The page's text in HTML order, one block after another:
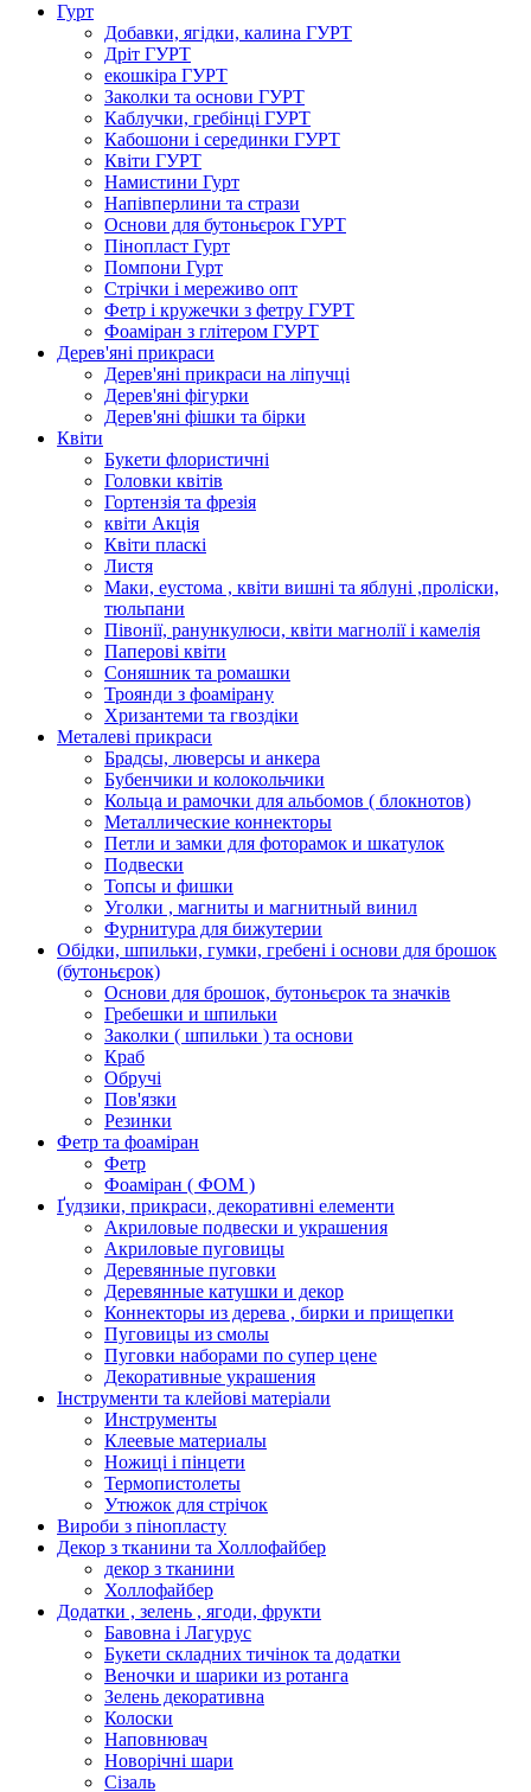
Гурт
Добавки, ягідки, калина ГУРТ
Дріт ГУРТ
екошкіра ГУРТ
Заколки та основи ГУРТ
Каблучки, гребінці ГУРТ
Кабошони і серединки ГУРТ
Квіти ГУРТ
Намистини Гурт
Напівперлини та стрази
Основи для бутоньєрок ГУРТ
Пінопласт Гурт
Помпони Гурт
Стрічки і мереживо опт
Фетр і кружечки з фетру ГУРТ
Фоаміран з глітером ГУРТ
Дерев'яні прикраси
Дерев'яні прикраси на ліпучці
Дерев'яні фігурки
Дерев'яні фішки та бірки
Квіти
Букети флористичні
Головки квітів
Гортензія та фрезія
квіти Акція
Квіти пласкі
Листя
Маки, еустома , квіти вишні та яблуні ,проліски,
тюльпани
Півонії, ранункулюси, квіти магнолії і камелія
Паперові квіти
Соняшник та ромашки
Троянди з фоамірану
Хризантеми та гвоздіки
Металеві прикраси
Брадсы, люверсы и анкера
Бубенчики и колокольчики
Кольца и рамочки для альбомов ( блокнотов)
Металлические коннекторы
Петли и замки для фоторамок и шкатулок
Подвески
Топсы и фишки
Уголки , магниты и магнитный винил
Фурнитура для бижутерии
Обідки, шпильки, гумки, гребені і основи для брошок
(бутоньєрок)
Основи для брошок, бутоньєрок та значків
Гребешки и шпильки
Заколки ( шпильки ) та основи
Краб
Обручі
Пов'язки
Резинки
Фетр та фоаміран
Фетр
Фоаміран ( ФОМ )
Ґудзики, прикраси, декоративні елементи
Акриловые подвески и украшения
Акриловые пуговицы
Деревянные пуговки
Деревянные катушки и декор
Коннекторы из дерева , бирки и прищепки
Пуговицы из смолы
Пуговки наборами по супер цене
Декоративные украшения
Інструменти та клейові матеріали
Инструменты
Клеевые материалы
Ножиці і пінцети
Термопистолеты
Утюжок для стрічок
Вироби з пінопласту
Декор з тканини та Холлофайбер
декор з тканини
Холлофайбер
Додатки , зелень , ягоди, фрукти
Бавовна і Лагурус
Букети складних тичінок та додатки
Веночки и шарики из ротанга
Зелень декоративна
Колоски
Наповнювач
Новорічні шари
Сізаль